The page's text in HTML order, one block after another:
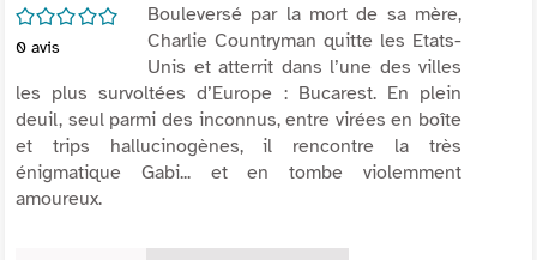
/5
0 avis
Bouleversé par la mort de sa mère,
Charlie Countryman quitte les Etats-
Unis et atterrit dans l’une des villes
les plus survoltées d’Europe : Bucarest. En plein
deuil, seul parmi des inconnus, entre virées en boîte
et trips hallucinogènes, il rencontre la très
énigmatique Gabi... et en tombe violemment
amoureux.